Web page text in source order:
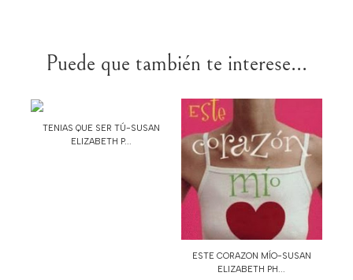
Puede que también te interese...
TENIAS QUE SER TÚ-SUSAN
ELIZABETH P...
ESTE CORAZON MÍO-SUSAN
ELIZABETH PH...